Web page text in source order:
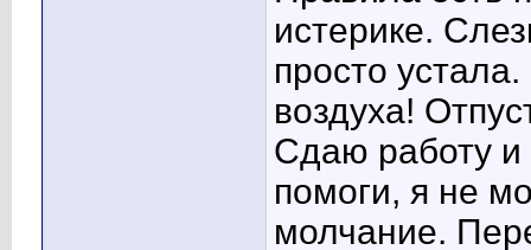
истерике.
просто
воздуха!
Сдаю работу и
помоги, я не
молчание.